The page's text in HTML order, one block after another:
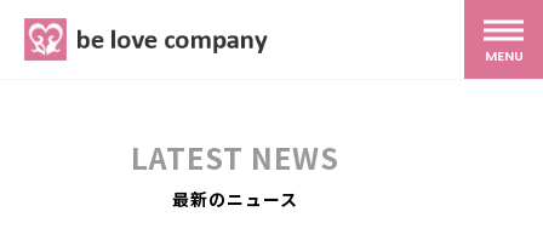
MENU
LATEST NEWS
最新のニュース